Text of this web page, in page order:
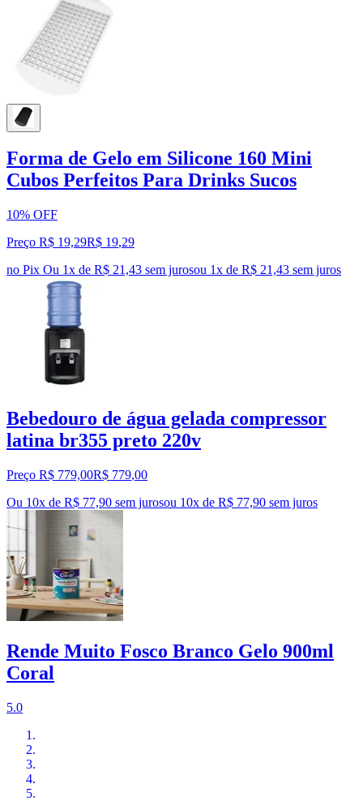
Forma de Gelo em Silicone 160 Mini
Cubos Perfeitos Para Drinks Sucos
10% OFF
Preço R$ 19,29R$ 19,29
no Pix Ou 1x de R$ 21,43 sem jurosou 1x de R$ 21,43 sem juros
Bebedouro de água gelada compressor
latina br355 preto 220v
Preço R$ 779,00R$ 779,00
Ou 10x de R$ 77,90 sem jurosou 10x de R$ 77,90 sem juros
Rende Muito Fosco Branco Gelo 900ml
Coral
5.0